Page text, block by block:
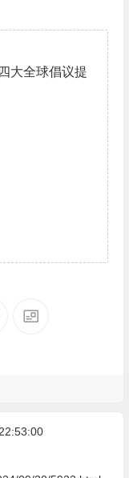
大全球倡议提